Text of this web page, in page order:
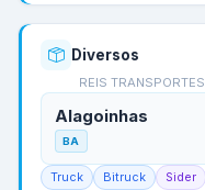
Diversos
REIS TRANSPORTES
Alagoinhas
BA
Truck Bitruck Sider